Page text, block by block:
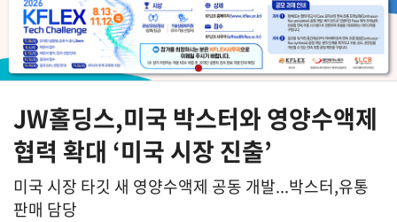
JW홀딩스,미국 박스터와 영양수액제
협력 확대 ‘미국 시장 진출’
미국 시장 타깃 새 영양수액제 공동 개발...박스터,유통
판매 담당